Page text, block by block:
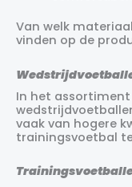
Van welk
vinden op de
In het
vaak van hogere
trainingsvoetbal